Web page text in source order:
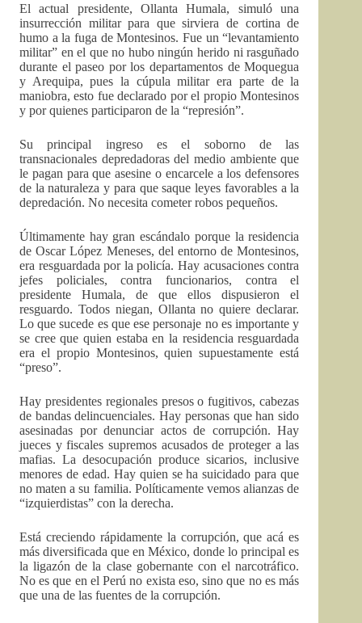
El actual presidente, Ollanta Humala, simuló una
insurrección militar para que sirviera de cortina de
humo a la fuga de Montesinos. Fue un “levantamiento
militar” en el que no hubo ningún herido ni rasguñado
durante el paseo por los departamentos de Moquegua
y Arequipa, pues la cúpula militar era parte de la
maniobra, esto fue declarado por el propio Montesinos
y por quienes participaron de la “represión”.
Su principal ingreso es el soborno de las
transnacionales depredadoras del medio ambiente que
le pagan para que asesine o encarcele a los defensores
de la naturaleza y para que saque leyes favorables a la
depredación. No necesita cometer robos pequeños.
Últimamente hay gran escándalo porque la residencia
de Oscar López Meneses, del entorno de Montesinos,
era resguardada por la policía. Hay acusaciones contra
jefes policiales, contra funcionarios, contra el
presidente Humala, de que ellos dispusieron el
resguardo. Todos niegan, Ollanta no quiere declarar.
Lo que sucede es que ese personaje no es importante y
se cree que quien estaba en la residencia resguardada
era el propio Montesinos, quien supuestamente está
“preso”.
Hay presidentes regionales presos o fugitivos, cabezas
de bandas delincuenciales. Hay personas que han sido
asesinadas por denunciar actos de corrupción. Hay
jueces y fiscales supremos acusados de proteger a las
mafias. La desocupación produce sicarios, inclusive
menores de edad. Hay quien se ha suicidado para que
no maten a su familia. Políticamente vemos alianzas de
“izquierdistas” con la derecha.
Está creciendo rápidamente la corrupción, que acá es
más diversificada que en México, donde lo principal es
la ligazón de la clase gobernante con el narcotráfico.
No es que en el Perú no exista eso, sino que no es más
que una de las fuentes de la corrupción.